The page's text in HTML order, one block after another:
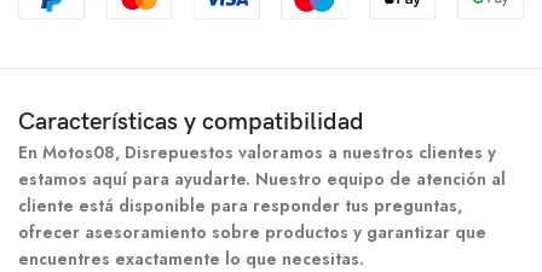
Características y compatibilidad
En Motos08, Disrepuestos valoramos a nuestros clientes y
estamos aquí para ayudarte. Nuestro equipo de atención al
cliente está disponible para responder tus preguntas,
ofrecer asesoramiento sobre productos y garantizar que
encuentres exactamente lo que necesitas.